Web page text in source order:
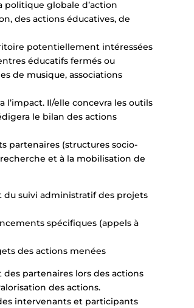
politique globale d’action
des actions éducatives, de
potentiellement intéressées
éducatifs fermés ou
de musique, associations
l’impact. Il/elle concevra les outils
le bilan des actions
partenaires (structures socio-
et à la mobilisation de
du suivi administratif des projets
spécifiques (appels à
des actions menées
des partenaires lors des actions
des actions.
intervenants et participants